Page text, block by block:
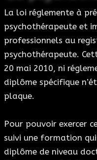
La loi réglemente à
psychothérapeute et
professionnels au
psychothérapeute.
20 mai 2010, ni
diplôme spécifique
plaque.
Pour pouvoir exercer
suivi une formation qui
diplôme de niveau